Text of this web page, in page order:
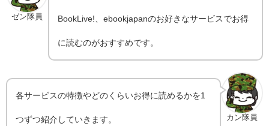
ゼン隊員 BookLive!、ebookjapanのお好きなサービスでお得
に読むのがおすすめです。
カン隊員
各サービスの特徴やどのくらいお得に読めるかを1
つずつ紹介していきます。